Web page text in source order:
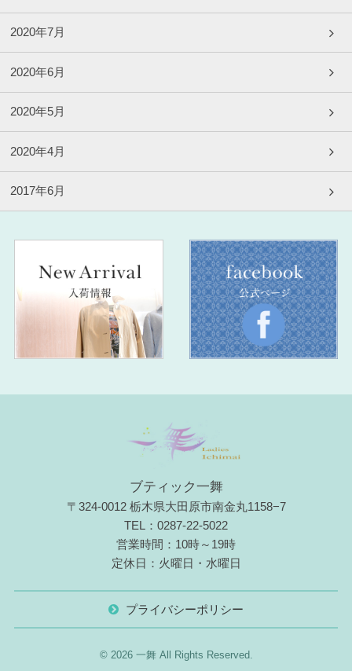
2020年7月
2020年6月
2020年5月
2020年4月
2017年6月
ブティック一舞
〒324-0012 栃木県大田原市南金丸1158−7
TEL：0287-22-5022
営業時間：10時～19時
定休日：火曜日・水曜日
プライバシーポリシー
© 2026 一舞 All Rights Reserved.